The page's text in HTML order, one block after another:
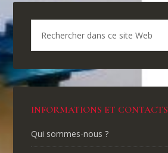
INFORMATIONS ET CONTACTS
Qui sommes-nous ?